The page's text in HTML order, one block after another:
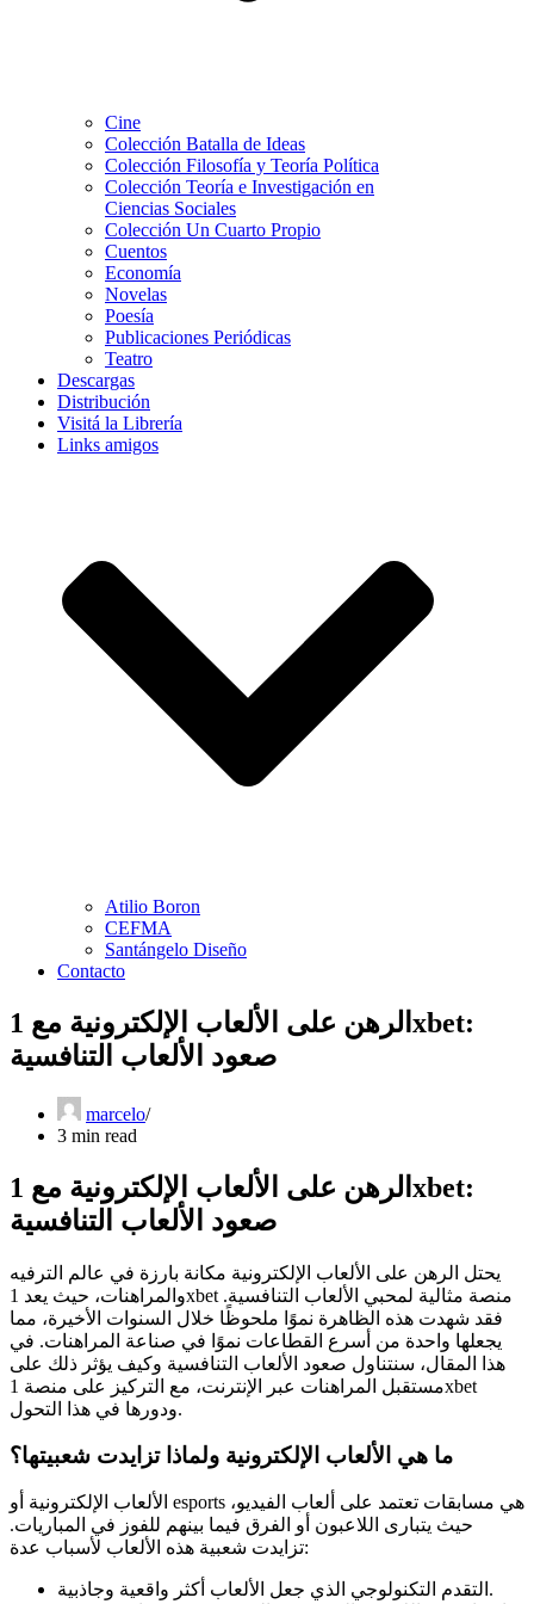
Cine
Colección Batalla de Ideas
Colección Filosofía y Teoría Política
Colección Teoría e Investigación en
Ciencias Sociales
Colección Un Cuarto Propio
Cuentos
Economía
Novelas
Poesía
Publicaciones Periódicas
Teatro
Descargas
Distribución
Visitá la Librería
Links amigos
Atilio Boron
CEFMA
Santángelo Diseño
Contacto
الرهن على الألعاب الإلكترونية مع 1xbet:
صعود الألعاب التنافسية
marcelo
3 min read
الرهن على الألعاب الإلكترونية مع 1xbet:
صعود الألعاب التنافسية
يحتل الرهن على الألعاب الإلكترونية مكانة بارزة في عالم الترفيه
والمراهنات، حيث يعد 1xbet منصة مثالية لمحبي الألعاب التنافسية.
فقد شهدت هذه الظاهرة نموًا ملحوظًا خلال السنوات الأخيرة، مما
يجعلها واحدة من أسرع القطاعات نموًا في صناعة المراهنات. في
هذا المقال، سنتناول صعود الألعاب التنافسية وكيف يؤثر ذلك على
مستقبل المراهنات عبر الإنترنت، مع التركيز على منصة 1xbet
ودورها في هذا التحول.
ما هي الألعاب الإلكترونية ولماذا تزايدت شعبيتها؟
الألعاب الإلكترونية أو esports هي مسابقات تعتمد على ألعاب الفيديو،
حيث يتبارى اللاعبون أو الفرق فيما بينهم للفوز في المباريات.
تزايدت شعبية هذه الألعاب لأسباب عدة:
التقدم التكنولوجي الذي جعل الألعاب أكثر واقعية وجاذبية.